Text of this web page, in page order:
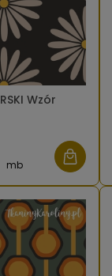
Wzór
mb